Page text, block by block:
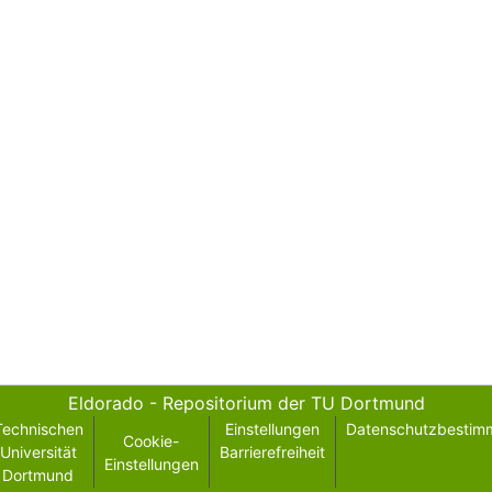
Eldorado - Repositorium der TU Dortmund
Universität
Dortmund
Cookie-
Einstellungen
Einstellungen
Barrierefreiheit